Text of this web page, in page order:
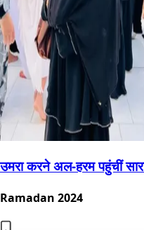
उमरा करने अल-हरम पहुंचीं
Ramadan 2024